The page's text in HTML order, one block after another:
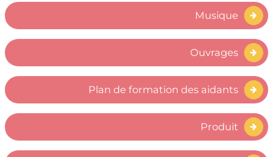
Musique
Ouvrages
Plan de formation des aidants
Produit